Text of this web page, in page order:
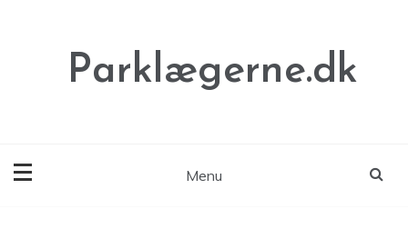
Parklægerne.dk
Menu